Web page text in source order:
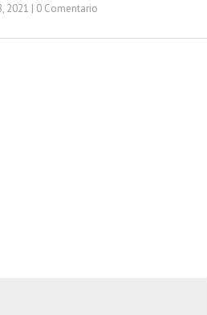
2021 | 0 Comentario